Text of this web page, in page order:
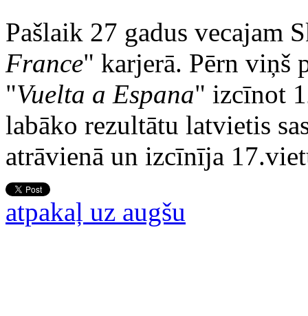
Pašlaik 27 gadus vecajam
France" karjerā. Pērn viņš
"Vuelta a Espana" izcīnot
labāko rezultātu latvietis
atrāvienā un izcīnīja
atpakaļ uz augšu